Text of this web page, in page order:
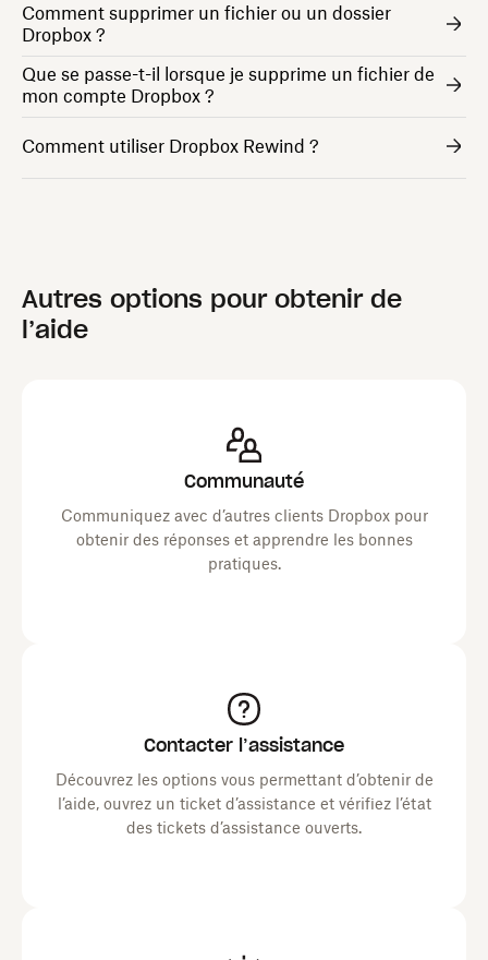
Comment supprimer un fichier ou un dossier
Dropbox ?
Que se passe-t-il lorsque je supprime un fichier de
mon compte Dropbox ?
Comment utiliser Dropbox Rewind ?
Autres options pour obtenir de
l’aide
Communauté
Communiquez avec d’autres clients Dropbox pour
obtenir des réponses et apprendre les bonnes
pratiques.
Contacter l’assistance
Découvrez les options vous permettant d’obtenir de
l’aide, ouvrez un ticket d’assistance et vérifiez l’état
des tickets d’assistance ouverts.